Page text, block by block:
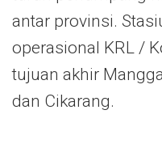
antar provinsi.
operasional KRL /
tujuan akhir
dan Cikarang.